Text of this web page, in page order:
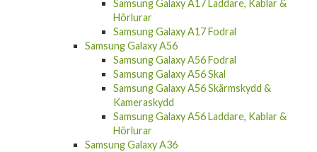
Samsung Galaxy A17 Laddare, Kablar &
Hörlurar
Samsung Galaxy A17 Fodral
Samsung Galaxy A56
Samsung Galaxy A56 Fodral
Samsung Galaxy A56 Skal
Samsung Galaxy A56 Skärmskydd &
Kameraskydd
Samsung Galaxy A56 Laddare, Kablar &
Hörlurar
Samsung Galaxy A36